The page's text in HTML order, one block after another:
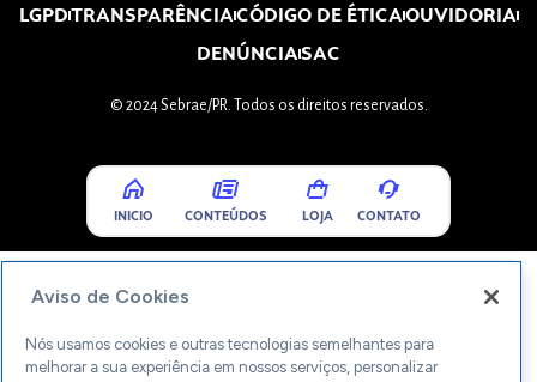
LGPDTRANSPARÊNCIACÓDIGO DE ÉTICAOUVIDORIA
DENÚNCIASAC
© 2024 Sebrae/PR. Todos os direitos reservados.
INICIO CONTEÚDOS LOJA CONTATO
Aviso de Cookies
Nós usamos cookies e outras tecnologias semelhantes para
melhorar a sua experiência em nossos serviços, personalizar